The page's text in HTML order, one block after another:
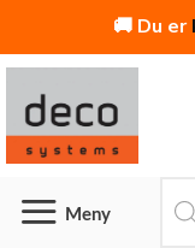
🚚 Du er
Skip
content